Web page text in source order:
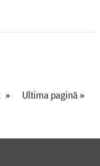
Last page
Ultima pagină »